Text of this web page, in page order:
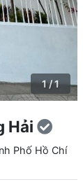
1 / 1
Hải
Phố Hồ Chí